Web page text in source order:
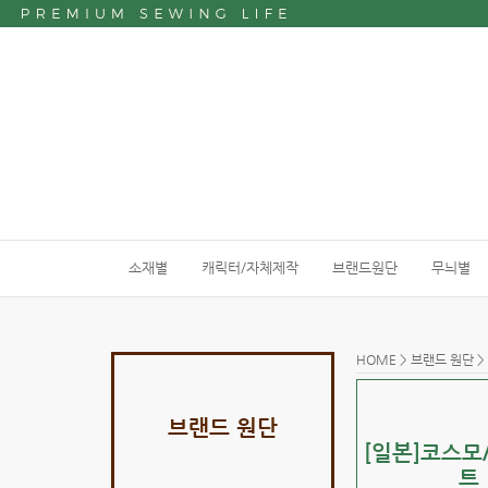
소재별 캐릭터/자체제작 브랜드원단 무늬별
브랜드 원단
HOME >브랜드 원단 >
[일본]코스
트